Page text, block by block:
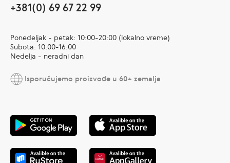
+381(0) 69 67 22 99
Ponedeljak - petak: 10:00-20:00 (lokalno vreme)
Subota: 10:00-16:00
Nedelja - neradni dan
Isporučujemo proizvode u 60+ zemalja